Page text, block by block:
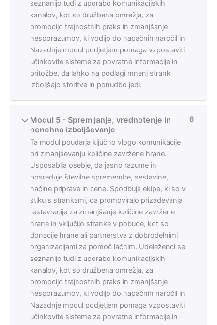
seznanijo tudi z uporabo komunikacijskih
kanalov, kot so družbena omrežja, za
promocijo trajnostnih praks in zmanjšanje
nesporazumov, ki vodijo do napačnih naročil in
Nazadnje modul podjetjem pomaga vzpostaviti
učinkovite sisteme za povratne informacije in
pritožbe, da lahko na podlagi mnenj strank
izboljšajo storitve in ponudbo jedi.
Modul 5 - Spremljanje, vrednotenje in
nenehno izboljševanje
Ta modul poudarja ključno vlogo komunikacije
pri zmanjševanju količine zavržene hrane.
Usposablja osebje, da jasno razume in
posreduje številne spremembe, sestavine,
načine priprave in cene. Spodbuja ekipe, ki so v
stiku s strankami, da promovirajo prizadevanja
restavracije za zmanjšanje količine zavržene
hrane in vključijo stranke v pobude, kot so
donacije hrane ali partnerstva z dobrodelnimi
organizacijami za pomoč lačnim. Udeleženci se
seznanijo tudi z uporabo komunikacijskih
kanalov, kot so družbena omrežja, za
promocijo trajnostnih praks in zmanjšanje
nesporazumov, ki vodijo do napačnih naročil in
Nazadnje modul podjetjem pomaga vzpostaviti
učinkovite sisteme za povratne informacije in
6